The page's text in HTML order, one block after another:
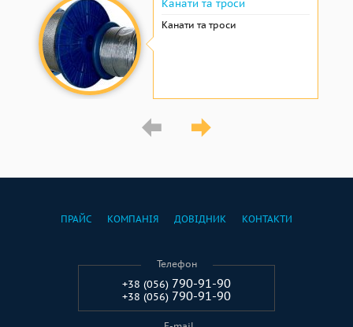
Канати та троси
Канати та троси
ПРАЙС КОМПАНІЯ ДОВІДНИК КОНТАКТИ
Телефон
+38 (056) 790-91-90
+38 (056) 790-91-90